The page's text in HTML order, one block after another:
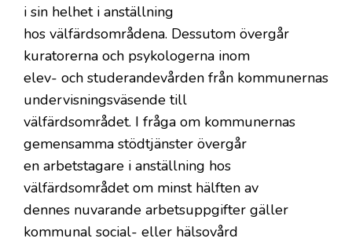
i sin helhet i anställning
hos välfärdsområdena. Dessutom övergår
kuratorerna och psykologerna inom
elev- och studerandevården från kommunernas
undervisningsväsende till
välfärdsområdet. I fråga om kommunernas
gemensamma stödtjänster övergår
en arbetstagare i anställning hos
välfärdsområdet om minst hälften av
dennes nuvarande arbetsuppgifter gäller
kommunal social- eller hälsovård